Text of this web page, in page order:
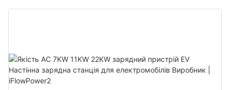
Виробник | iFlowPower3